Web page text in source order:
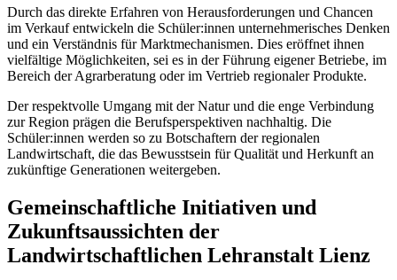
Durch das direkte Erfahren von Herausforderungen und Chancen
im Verkauf entwickeln die Schüler:innen unternehmerisches Denken
und ein Verständnis für Marktmechanismen. Dies eröffnet ihnen
vielfältige Möglichkeiten, sei es in der Führung eigener Betriebe, im
Bereich der Agrarberatung oder im Vertrieb regionaler Produkte.
Der respektvolle Umgang mit der Natur und die enge Verbindung
zur Region prägen die Berufsperspektiven nachhaltig. Die
Schüler:innen werden so zu Botschaftern der regionalen
Landwirtschaft, die das Bewusstsein für Qualität und Herkunft an
zukünftige Generationen weitergeben.
Gemeinschaftliche Initiativen und
Zukunftsaussichten der
Landwirtschaftlichen Lehranstalt Lienz